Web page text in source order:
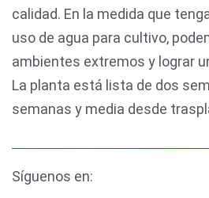
calidad. En la medida que
uso de agua para cultivo,
ambientes extremos y lograr
La planta está lista de dos
semanas y media desde
Síguenos en: